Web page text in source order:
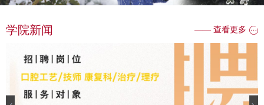
学院新闻 —— 查看更多